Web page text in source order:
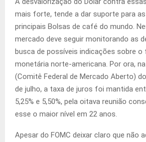
mais forte, tende a dar suporte para
principais Bolsas de café do mundo.
mercado deve seguir monitorando as
busca de possíveis indicações sobre
monetária norte-americana. Por ora,
(Comitê Federal de Mercado Aberto)
de julho, a taxa de juros foi mantida
5,25% e 5,50%, pela oitava reunião
esse o maior nível em 22 anos.
Apesar do FOMC deixar claro que não